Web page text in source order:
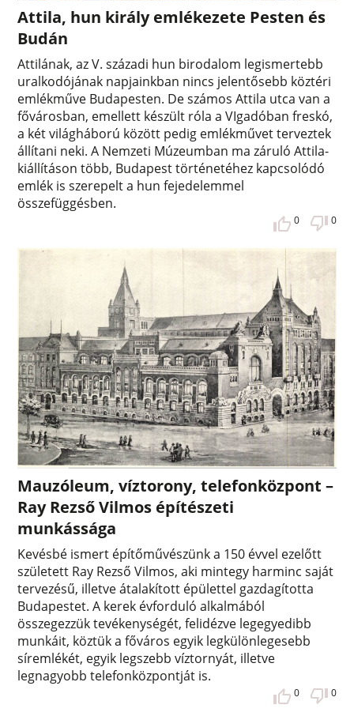
Attila, hun király emlékezete Pesten és
Budán
Attilának, az V. századi hun birodalom legismertebb
uralkodójának napjainkban nincs jelentősebb köztéri
emlékműve Budapesten. De számos Attila utca van a
fővárosban, emellett készült róla a VIgadóban freskó,
a két világháború között pedig emlékművet terveztek
állítani neki. A Nemzeti Múzeumban ma záruló Attila-
kiállításon több, Budapest történetéhez kapcsolódó
emlék is szerepelt a hun fejedelemmel
összefüggésben.
0 0
Mauzóleum, víztorony, telefonközpont –
Ray Rezső Vilmos építészeti
munkássága
Kevésbé ismert építőművészünk a 150 évvel ezelőtt
született Ray Rezső Vilmos, aki mintegy harminc saját
tervezésű, illetve átalakított épülettel gazdagította
Budapestet. A kerek évforduló alkalmából
összegezzük tevékenységét, felidézve legegyedibb
munkáit, köztük a főváros egyik legkülönlegesebb
síremlékét, egyik legszebb víztornyát, illetve
legnagyobb telefonközpontját is.
0 0